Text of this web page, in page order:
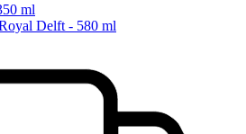
ml
Delft - 580 ml